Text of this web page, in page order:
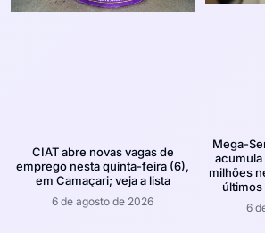
CIAT abre novas vagas de
emprego nesta quinta-feira (6),
em Camaçari; veja a lista
6 de agosto de 2026
Mega-
acumula
milhões
6